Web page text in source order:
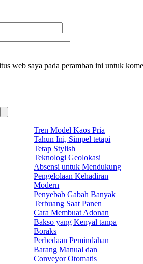
web saya pada peramban ini untuk
Tren Model Kaos Pria
Tahun Ini, Simpel tetapi
Tetap Stylish
Teknologi Geolokasi
Absensi untuk Mendukung
Pengelolaan Kehadiran
Modern
Penyebab Gabah Banyak
Terbuang Saat Panen
Cara Membuat Adonan
Bakso yang Kenyal tanpa
Boraks
Perbedaan Pemindahan
Barang Manual dan
Conveyor Otomatis